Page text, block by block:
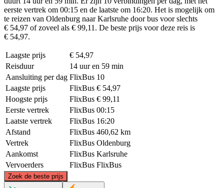
eerste vertrek om 00:15 en de laatste om 16:20. Het is mogelijk om
te reizen van Oldenburg naar Karlsruhe door bus voor slechts
€ 54,97 of zoveel als € 99,11. De beste prijs voor deze reis is
€ 54,97.
Laagste prijs
€ 54,97
Reisduur
14 uur en 59 min
Aansluiting per dag FlixBus 10
Laagste prijs
FlixBus € 54,97
Hoogste prijs
FlixBus € 99,11
Eerste vertrek
FlixBus 00:15
Laatste vertrek
FlixBus 16:20
Afstand
FlixBus 460,62 km
Vertrek
FlixBus Oldenburg
Aankomst
FlixBus Karlsruhe
Vervoerders
FlixBus FlixBus
Zoek de beste prijs
©CARTO